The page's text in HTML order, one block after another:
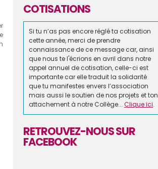
COTISATIONS
Si tu n’as pas encore réglé ta cotisation
cette année, merci de prendre
connaissance de ce message car, ainsi
que nous te l'écrions en avril dans notre
appel annuel de cotisation, celle-ci est
importante car elle traduit la solidarité
que tu manifestes envers l’association
mais aussi le soutien de nos projets et ton
attachement à notre Collège... Clique ici.
RETROUVEZ-NOUS SUR
FACEBOOK